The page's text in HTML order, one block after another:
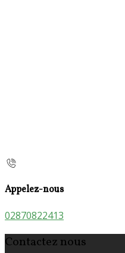
Appelez-nous
02870822413
Contactez nous